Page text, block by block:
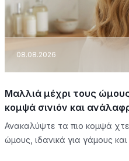
08.08.2026
Μαλλιά μέχρι τους
κομψά σινιόν και
Ανακαλύψτε τα πιο κομψά
ώμους, ιδανικά για γάμους